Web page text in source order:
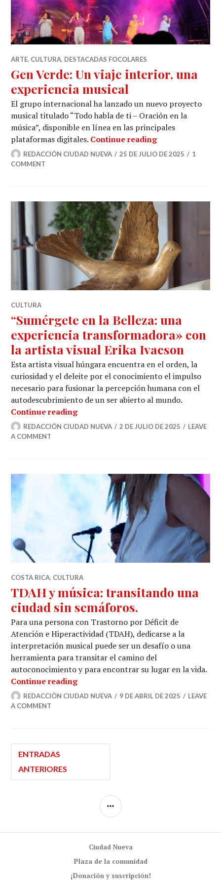
ARTE, CULTURA, DESTACADAS FOCOLARES
Gen Verde: Un viaje interior, una
experiencia musical
El grupo internacional ha lanzado un nuevo proyecto
musical titulado “Todo habla de ti – Oración en la
música”, disponible en línea en las principales
plataformas digitales. Continue readingGen Verde: Un
REDACCIÓN CIUDAD NUEVA 25 DE JULIO DE 2025
1
COMMENT
CULTURA
“Sumérgete en la Belleza: una
experiencia transformadora» con
la artista visual Erika Ivacson
Esta artista visual húngara encuentra en el orden, la
curiosidad y el deleite por el conocimiento el impulso
necesario para fusionar la percepción humana con el
autodescubrimiento de un ser abierto al mundo.
Continue reading“Sumérgete en la Belleza: una
REDACCIÓN CIUDAD NUEVA 2 DE JULIO DE 2025
LEAVE
A COMMENT
COSTA RICA, CULTURA
TDAH y música: transitando una
ciudad sin semáforos.
Para una persona con Trastorno por Déficit de
Atención e Hiperactividad (TDAH), dedicarse a la
interpretación musical puede ser un desafío o una
herramienta para transitar el camino del
autoconocimiento y para encontrar su lugar en la vida.
Continue readingTDAH y música: transitando una
REDACCIÓN CIUDAD NUEVA 9 DE ABRIL DE 2025
LEAVE
A COMMENT
Navegación
ENTRADAS
ANTERIORES
SIDEBAR
Ciudad Nueva
Plaza de la comunidad
¡Donación y suscripción!